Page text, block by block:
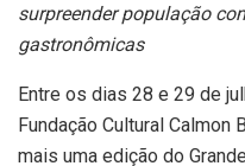
surpreender população
gastronômicas
Entre os dias 28 e 29 de
Fundação Cultural Calmon
mais uma edição do